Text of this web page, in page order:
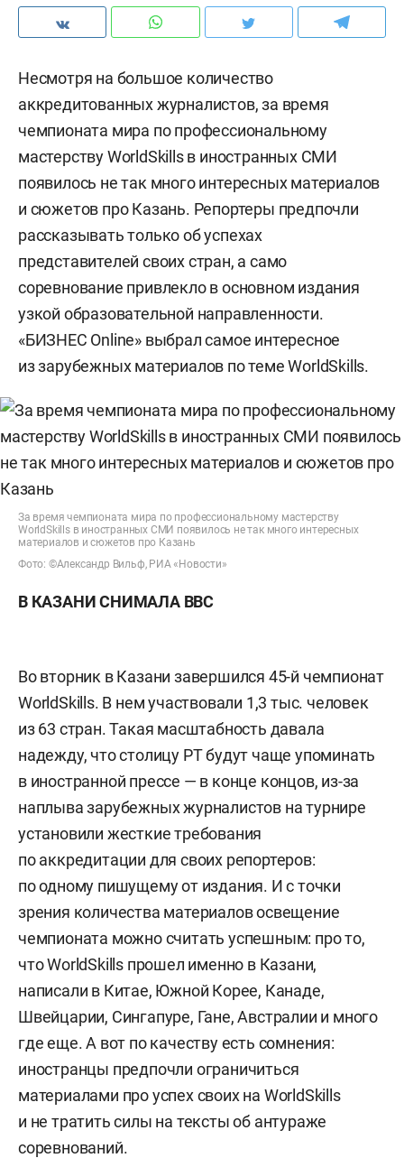
Несмотря на большое количество
аккредитованных журналистов, за время
чемпионата мира по профессиональному
мастерству WorldSkills в иностранных СМИ
появилось не так много интересных материалов
и сюжетов про Казань. Репортеры предпочли
рассказывать только об успехах
представителей своих стран, а само
соревнование привлекло в основном издания
узкой образовательной направленности.
«БИЗНЕС Online» выбрал самое интересное
из зарубежных материалов по теме WorldSkills.
За время чемпионата мира по профессиональному мастерству
WorldSkills в иностранных СМИ появилось не так много интересных
материалов и сюжетов про Казань
Фото: ©Александр Вильф, РИА «Новости»
В КАЗАНИ СНИМАЛА ВВС
Во вторник в Казани завершился 45-й чемпионат
WorldSkills. В нем участвовали 1,3 тыс. человек
из 63 стран. Такая масштабность давала
надежду, что столицу РТ будут чаще упоминать
в иностранной прессе — в конце концов, из-за
наплыва зарубежных журналистов на турнире
установили жесткие требования
по аккредитации для своих репортеров:
по одному пишущему от издания. И с точки
зрения количества материалов освещение
чемпионата можно считать успешным: про то,
что WorldSkills прошел именно в Казани,
написали в Китае, Южной Корее, Канаде,
Швейцарии, Сингапуре, Гане, Австралии и много
где еще. А вот по качеству есть сомнения:
иностранцы предпочли ограничиться
материалами про успех своих на WorldSkills
и не тратить силы на тексты об антураже
соревнований.